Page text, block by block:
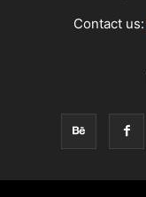
Contact us: